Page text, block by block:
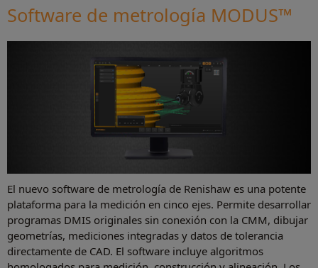
Software de metrología MODUS™
El nuevo software de metrología de Renishaw es una potente
plataforma para la medición en cinco ejes. Permite desarrollar
programas DMIS originales sin conexión con la CMM, dibujar
geometrías, mediciones integradas y datos de tolerancia
directamente de CAD. El software incluye algoritmos